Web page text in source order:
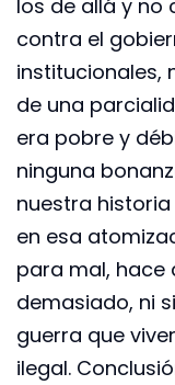
los de allá y no
contra el
institucionales,
de una
era pobre y
ninguna
nuestra
en esa
para mal, hace
demasiado, ni
guerra que
ilegal.